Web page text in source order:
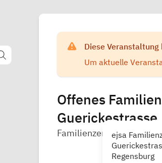
Diese
Um aktuelle
Offenes
Guerickestrasse
Familienzentrum /
ejsa
Regensburg